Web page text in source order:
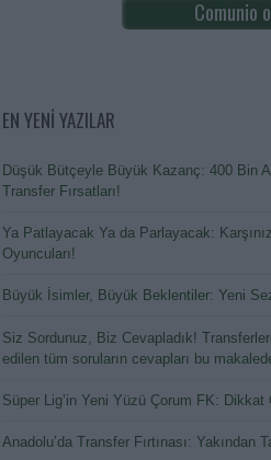
Comunio
EN YENİ YAZILAR
Düşük Bütçeyle Büyük Kazanç: 400 Bin
Transfer Fırsatları!
Ya Patlayacak Ya da Parlayacak:
Oyuncuları!
Büyük İsimler, Büyük Beklentiler: Yeni
Siz Sordunuz, Biz Cevapladık!
edilen tüm soruların cevapları bu
Süper Lig’in Yeni Yüzü Çorum FK:
Anadolu’da Transfer Fırtınası: